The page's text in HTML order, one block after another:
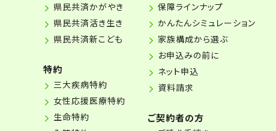
県民共済かがやき
県民共済活き生き
県民共済新こども
特約
三大疾病特約
女性応援医療特約
生命特約
保障ラインナップ
かんたんシミュレーション
家族構成から選ぶ
お申込みの前に
ネット申込
資料請求
ご契約者の方